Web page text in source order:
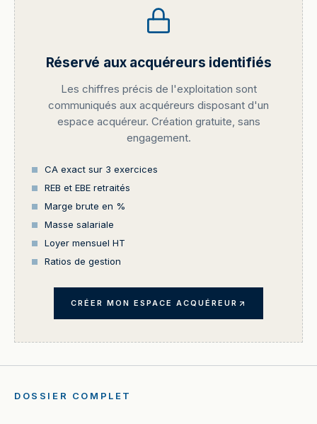
Réservé aux acquéreurs identifiés
Les chiffres précis de l'exploitation sont
communiqués aux acquéreurs disposant d'un
espace acquéreur. Création gratuite, sans
engagement.
CA exact sur 3 exercices
REB et EBE retraités
Marge brute en %
Masse salariale
Loyer mensuel HT
Ratios de gestion
CRÉER MON ESPACE ACQUÉREUR
DOSSIER COMPLET